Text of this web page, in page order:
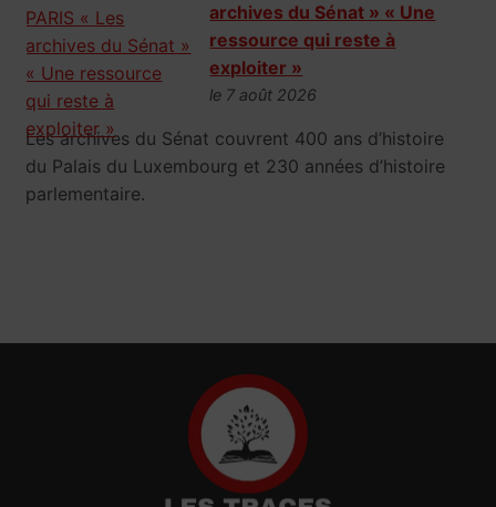
archives du Sénat » « Une
ressource qui reste à
exploiter »
le 7 août 2026
Les archives du Sénat couvrent 400 ans d’histoire
du Palais du Luxembourg et 230 années d’histoire
parlementaire.